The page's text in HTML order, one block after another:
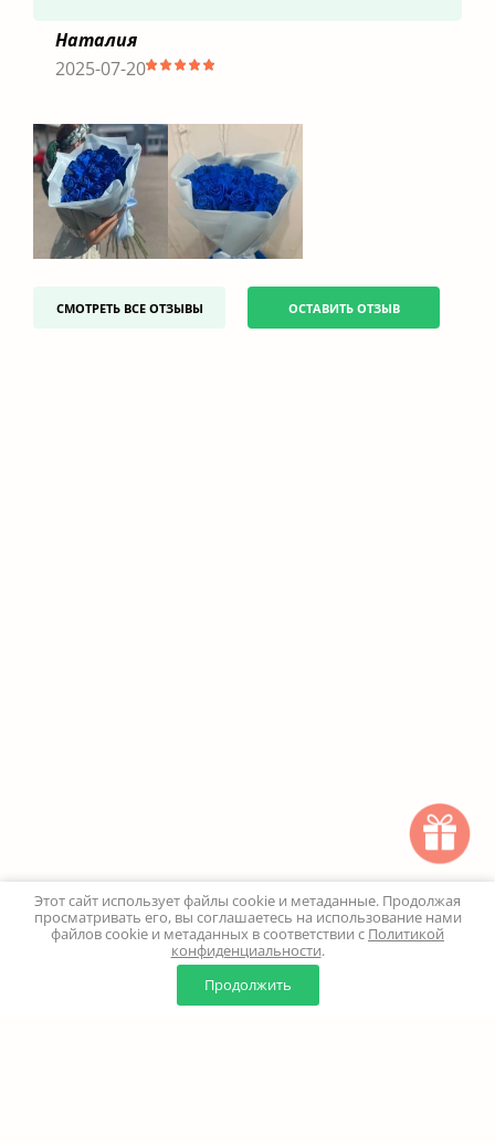
Наталия
2025-07-20
СМОТРЕТЬ ВСЕ ОТЗЫВЫ ОСТАВИТЬ ОТЗЫВ
0
Корзина
Этот сайт использует файлы cookie и метаданные. Продолжая
просматривать его, вы соглашаетесь на использование нами
файлов cookie и метаданных в соответствии с Политикой
конфиденциальности.
Продолжить